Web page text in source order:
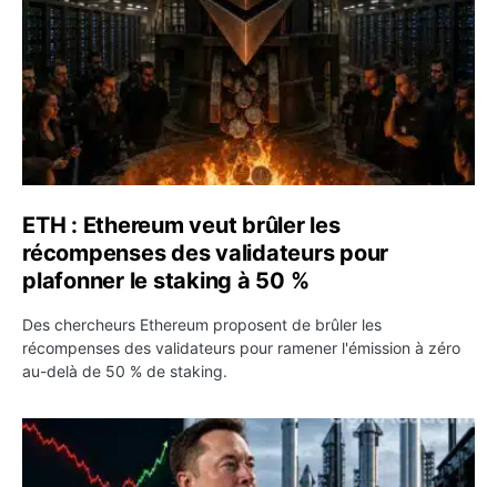
ETH : Ethereum veut brûler les
récompenses des validateurs pour
plafonner le staking à 50 %
Des chercheurs Ethereum proposent de brûler les
récompenses des validateurs pour ramener l'émission à zéro
au-delà de 50 % de staking.
SPCX : SpaceX publie 7,8 milliards de dollars de